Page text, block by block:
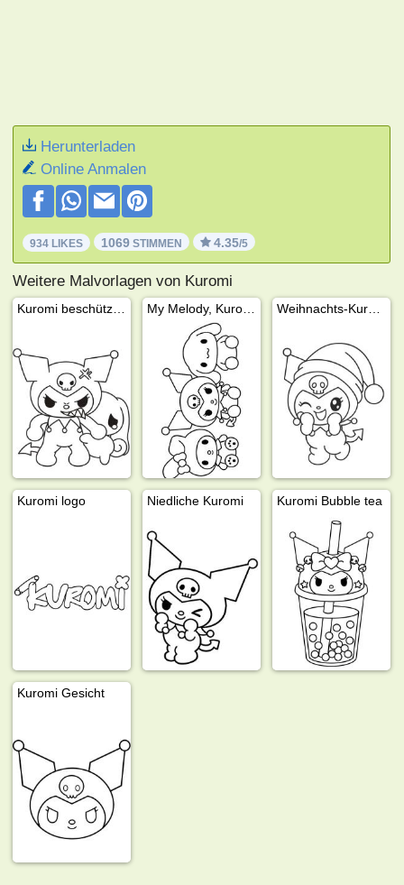
Herunterladen
Online Anmalen
934 LIKES 1069 STIMMEN 4.35/5
Weitere Malvorlagen von Kuromi
Kuromi logo Niedliche Kuromi Kuromi Bubble tea
Kuromi Gesicht